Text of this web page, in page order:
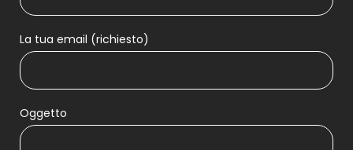
La tua email (richiesto)
Oggetto